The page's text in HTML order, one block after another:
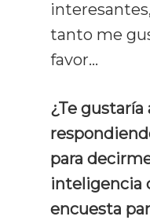
tanto me
favor…
¿Te
para
inteligencia
encuesta